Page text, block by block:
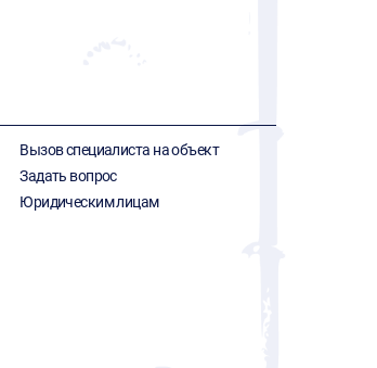
Вызов специалиста на объект
Задать вопрос
Юридическим лицам